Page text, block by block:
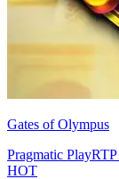
Gates of Olympus
Pragmatic PlayRTP
HOT